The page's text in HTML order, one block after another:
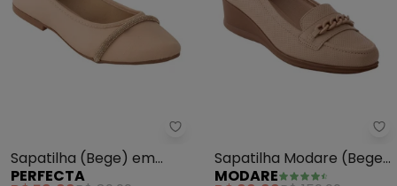
Perfecta - Sapatilha (Bege)
Sapatilha (Bege) em
Sintético
PERFECTA
Sapatilha Modare (Bege)
em Sintético
MODARE